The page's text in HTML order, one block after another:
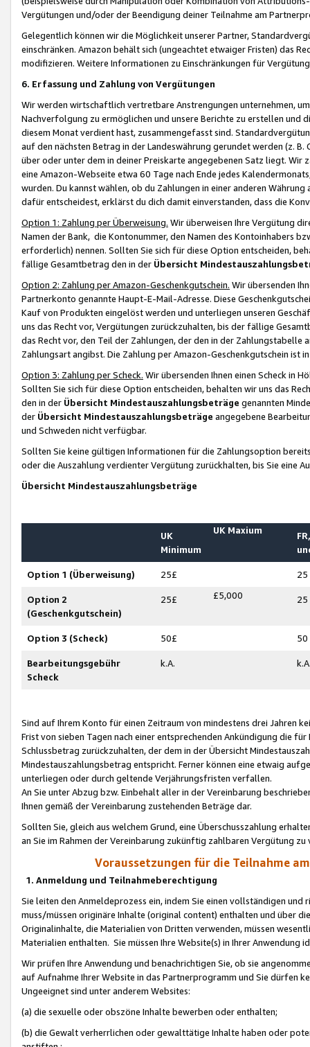
Vergütungen und/oder der Beendigung deiner Teilnahme am
Gelegentlich können wir die Möglichkeit unserer Partner,
einschränken. Amazon behält sich (ungeachtet etwaiger Fristen) das
modifizieren. Weitere Informationen zu Einschränkungen für
6. Erfassung und Zahlung von Vergütungen
Wir werden wirtschaftlich vertretbare Anstrengungen unternehmen,
Nachverfolgung zu ermöglichen und unsere Berichte zu erstellen und
diesem Monat verdient hast, zusammengefasst sind.
auf den nächsten Betrag in der Landeswährung gerundet werden (z.
über oder unter dem in deiner Preiskarte angegebenen Satz liegt.
eine Amazon-Webseite etwa 60 Tage nach Ende jedes
wurden. Du kannst wählen, ob du Zahlungen in einer anderen
dafür entscheidest, erklärst du dich damit einverstanden, dass die
Option 1: Zahlung per Überweisung. Wir überweisen Ihre Vergütung
Namen der Bank, die Kontonummer, den Namen des Kontoinhabers
erforderlich) nennen. Sollten Sie sich für diese Option entscheiden,
fällige Gesamtbetrag den in der Übersicht
Option 2: Zahlung per Amazon-Geschenkgutschein. Wir übersenden
Partnerkonto genannte Haupt-E-Mail-Adresse. Diese
Kauf von Produkten eingelöst werden und unterliegen unseren
uns das Recht vor, Vergütungen zurückzuhalten, bis der fällige
das Recht vor, den Teil der Zahlungen, der den in der
Zahlungsart angibst. Die Zahlung per Amazon-Geschenkgutschein ist
Option 3: Zahlung per Scheck. Wir übersenden Ihnen einen Scheck in
Sollten Sie sich für diese Option entscheiden, behalten wir uns das
den in der Übersicht Mindestauszahlungsbeträge genannten
der Übersicht Mindestauszahlungsbeträge angegebene
und Schweden nicht verfügbar.
Sollten Sie keine gültigen Informationen für die Zahlungsoption
oder die Auszahlung verdienter Vergütung zurückhalten, bis Sie
Übersicht Mindestauszahlungsbeträge
UK
Minimum
UK Maxium
Option 1 (Überweisung) 25£ 25
Option 2
(Geschenkgutschein)
25£ £5,000 25
Option 3 (Scheck) 50£ 50
Bearbeitungsgebühr
Scheck
k.A.
Sind auf Ihrem Konto für einen Zeitraum von mindestens drei Jahren
Frist von sieben Tagen nach einer entsprechenden Ankündigung die
Schlussbetrag zurückzuhalten, der dem in der Übersicht
Mindestauszahlungsbetrag entspricht. Ferner können eine etwaig
unterliegen oder durch geltende Verjährungsfristen verfallen.
An Sie unter Abzug bzw. Einbehalt aller in der Vereinbarung
Ihnen gemäß der Vereinbarung zustehenden Beträge dar.
Sollten Sie, gleich aus welchem Grund, eine Überschusszahlung
an Sie im Rahmen der Vereinbarung zukünftig zahlbaren Vergütung zu
Voraussetzungen für die Teilnahme
1. Anmeldung und Teilnahmeberechtigung
Sie leiten den Anmeldeprozess ein, indem Sie einen vollständigen
muss/müssen originäre Inhalte (original content) enthalten und über
Originalinhalte, die Materialien von Dritten verwenden, müssen
Materialien enthalten. Sie müssen Ihre Website(s) in Ihrer Anwendung
Wir prüfen Ihre Anwendung und benachrichtigen Sie, ob sie
auf Aufnahme Ihrer Website in das Partnerprogramm und Sie dürfen
Ungeeignet sind unter anderem Websites:
(a) die sexuelle oder obszöne Inhalte bewerben oder enthalten;
(b) die Gewalt verherrlichen oder gewalttätige Inhalte haben oder